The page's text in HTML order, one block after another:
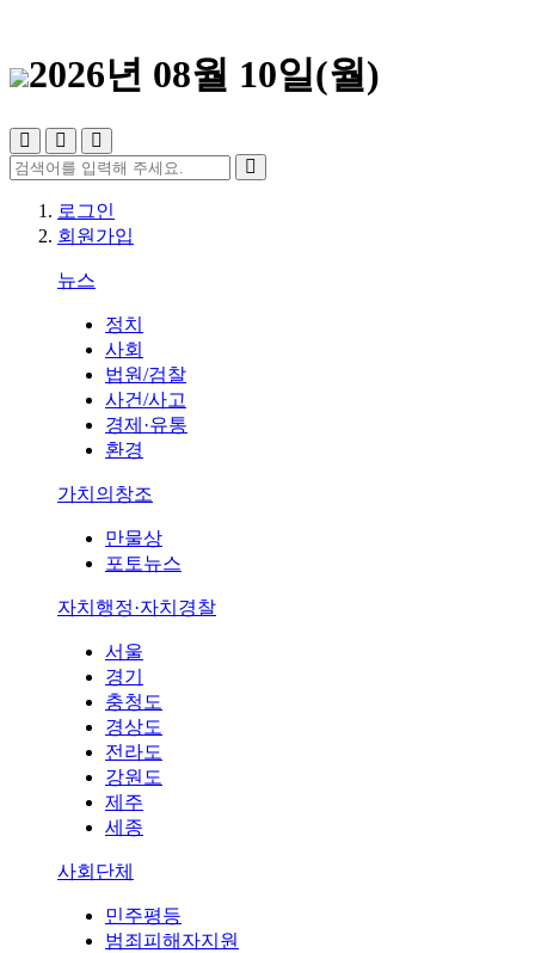
2026년 08월 10일(월)
로그인
회원가입
뉴스
정치
사회
법원/검찰
사건/사고
경제·유통
환경
가치의창조
만물상
포토뉴스
자치행정·자치경찰
서울
경기
충청도
경상도
전라도
강원도
제주
세종
사회단체
민주평등
범죄피해자지원